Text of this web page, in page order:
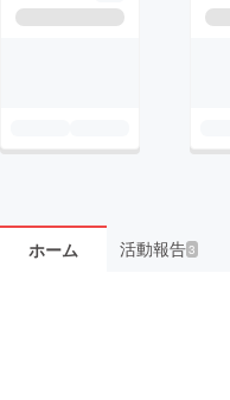
ホーム 活動報告3